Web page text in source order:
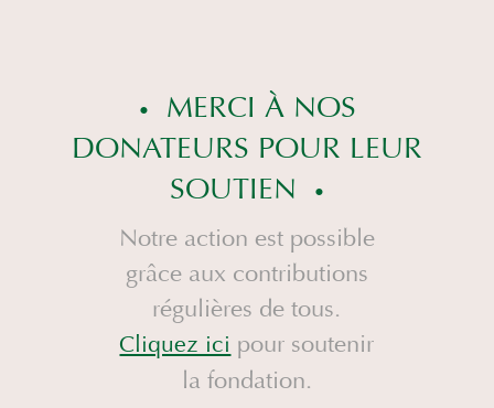
MERCI À NOS
DONATEURS POUR LEUR
SOUTIEN
Notre action est possible
grâce aux contributions
régulières de tous.
Cliquez ici pour soutenir
la fondation.